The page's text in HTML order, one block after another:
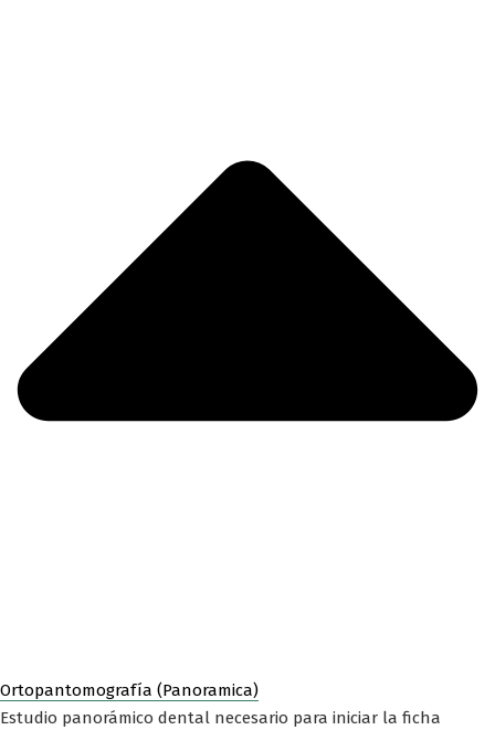
Ortopantomografía (Panoramica)
Estudio panorámico dental necesario para iniciar la ficha